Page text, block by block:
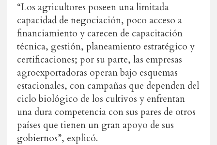
“Los agricultores poseen una limitada
capacidad de negociación, poco acceso a
financiamiento y carecen de capacitación
técnica, gestión, planeamiento estratégico y
certificaciones; por su parte, las empresas
agroexportadoras operan bajo esquemas
estacionales, con campañas que dependen del
ciclo biológico de los cultivos y enfrentan
una dura competencia con sus pares de otros
países que tienen un gran apoyo de sus
gobiernos”, explicó.